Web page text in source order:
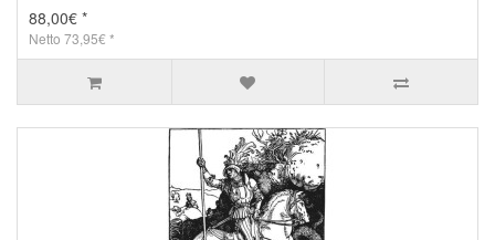
88,00€ *
Netto 73,95€ *